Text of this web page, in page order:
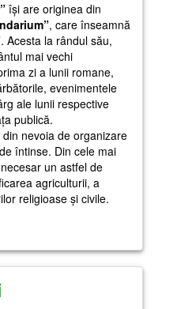
îşi are originea din
, care înseamnă
. Acesta la rândul său,
mai vechi
zi a lunii romane,
evenimentele
ale lunii respective
publică.
nevoia de organizare
întinse. Din cele mai
un astfel de
agriculturii, a
religioase şi civile.